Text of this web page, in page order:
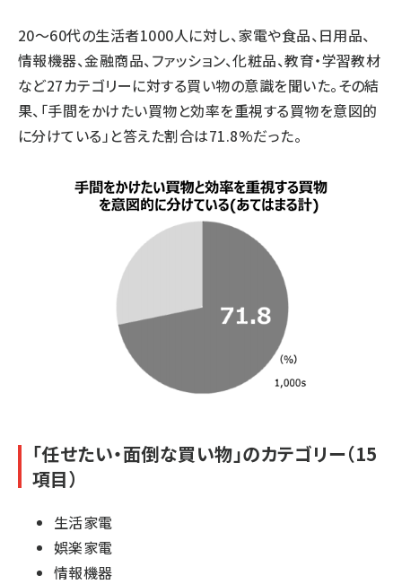
20～60代の生活者1000人に対し、家電や食品、日用品、
情報機器、金融商品、ファッション、化粧品、教育・学習教材
など27カテゴリーに対する買い物の意識を聞いた。その結
果、「手間をかけたい買物と効率を重視する買物を意図的
に分けている」と答えた割合は71.8%だった。
「任せたい・面倒な買い物」のカテゴリー（15
項目）
生活家電
娯楽家電
情報機器